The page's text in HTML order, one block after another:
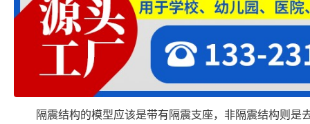
隔震结构的模型应该是带有隔震支座，非隔震结构则是